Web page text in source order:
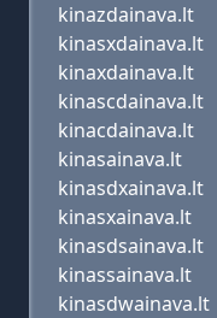
kinazdainava.lt
kinasxdainava.lt
kinaxdainava.lt
kinascdainava.lt
kinacdainava.lt
kinasainava.lt
kinasdxainava.lt
kinasxainava.lt
kinasdsainava.lt
kinassainava.lt
kinasdwainava.lt